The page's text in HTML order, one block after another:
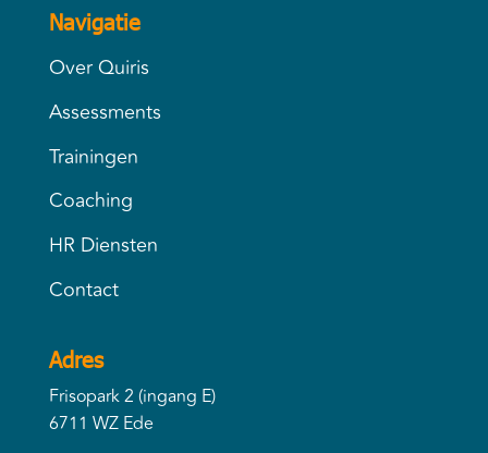
Navigatie
Over Quiris
Assessments
Trainingen
Coaching
HR Diensten
Contact
Adres
Frisopark 2 (ingang E)
6711 WZ Ede